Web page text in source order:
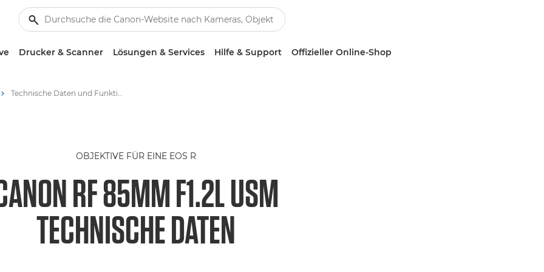
Drucker & Scanner Lösungen & Services Hilfe & Support Offizieller Online-Shop
Technische Daten und Funktionen – RF 85mm F1.2L USM
OBJEKTIVE FÜR EINE EOS R
RF 85MM F1.2L USM
TECHNISCHE DATEN